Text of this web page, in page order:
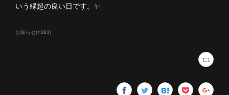
いう縁起の良い日です。✨
お知らせ(1383)